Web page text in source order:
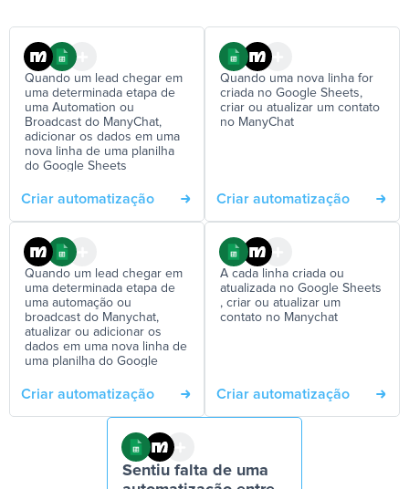
Quando um lead chegar em
uma determinada etapa de
uma Automation ou
Broadcast do ManyChat,
adicionar os dados em uma
nova linha de uma planilha
do Google Sheets
Criar automatização
Quando uma nova linha for
criada no Google Sheets,
criar ou atualizar um contato
no ManyChat
Criar automatização
Quando um lead chegar em
uma determinada etapa de
uma automação ou
broadcast do Manychat,
atualizar ou adicionar os
dados em uma nova linha de
uma planilha do Google
Criar automatização
A cada linha criada ou
atualizada no Google Sheets
, criar ou atualizar um
contato no Manychat
Criar automatização
Sentiu falta de uma